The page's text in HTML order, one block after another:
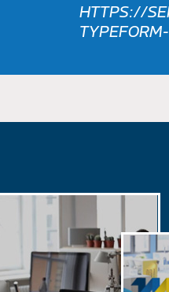
HTTPS://